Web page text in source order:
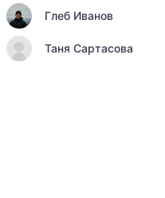
Глеб Иванов
Таня Сартасова